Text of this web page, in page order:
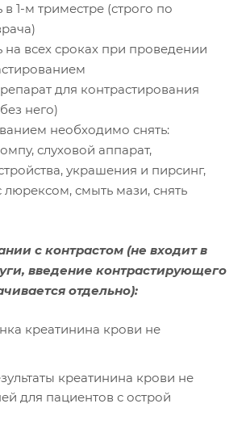
1-м триместре (строго по
на всех сроках при проведении
для контрастирования
него)
необходимо снять:
слуховой аппарат,
украшения и пирсинг,
люрексом, смыть мази, снять
с контрастом (не входит в
введение контрастирующего
отдельно):
креатинина крови не
креатинина крови не
для пациентов с острой